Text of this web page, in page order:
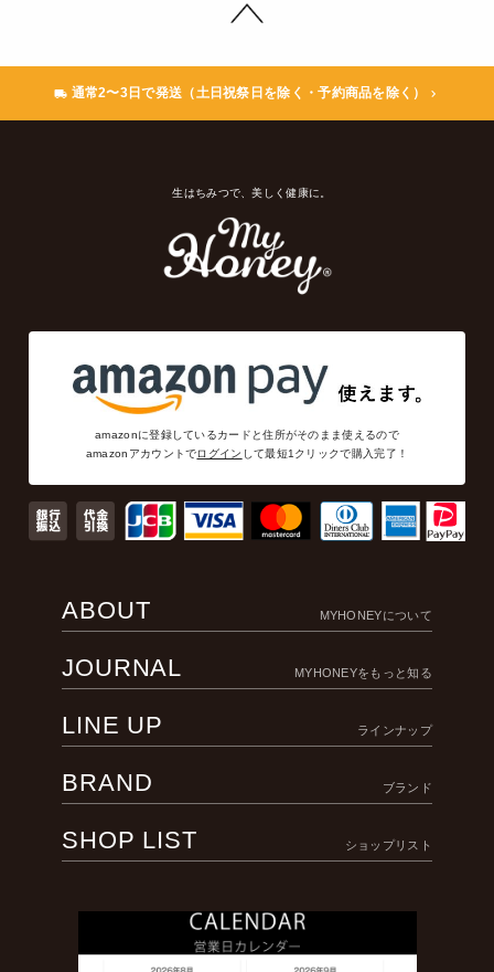
通常2〜3日で発送（土日祝祭日を除く・予約商品を除く）
生はちみつで、美しく健康に。
amazonに登録しているカードと住所がそのまま使えるので
amazonアカウントでログイン して最短1クリックで購入完了！
ABOUT MYHONEYについて
JOURNAL MYHONEYをもっと知る
LINE UP ラインナップ
BRAND ブランド
SHOP LIST ショップリスト